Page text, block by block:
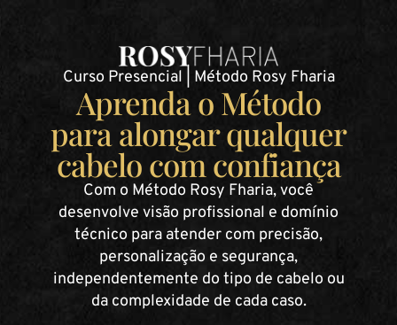
Curso Presencial | Método Rosy Fharia
Aprenda o Método
para alongar qualquer
cabelo com confiança
Com o Método Rosy Fharia, você
desenvolve visão profissional e domínio
técnico para atender com precisão,
personalização e segurança,
independentemente do tipo de cabelo ou
da complexidade de cada caso.